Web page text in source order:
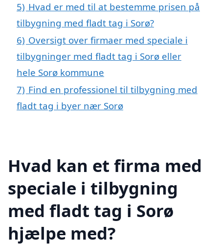
5) Hvad er med til at bestemme prisen på
tilbygning med fladt tag i Sorø?
6) Oversigt over firmaer med speciale i
tilbygninger med fladt tag i Sorø eller
hele Sorø kommune
7) Find en professionel til tilbygning med
fladt tag i byer nær Sorø
Hvad kan et firma med
speciale i tilbygning
med fladt tag i Sorø
hjælpe med?